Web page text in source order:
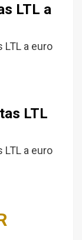
LTL a
a euro
LTL
a euro